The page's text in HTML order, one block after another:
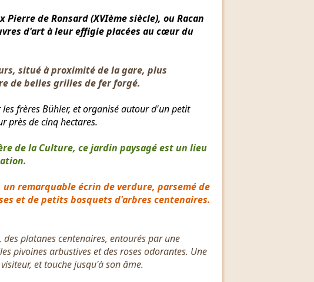
de Ronsard (XVIème siècle), ou Racan
d'art à leur effigie placées au cœur du
situé à proximité de la gare, plus
de belles grilles de fer forgé.
frères Bühler, et organisé autour d'un petit
près de cinq hectares.
de la Culture, ce jardin paysagé est un lieu
remarquable écrin de verdure, parsemé de
et de petits bosquets d'arbres centenaires.
platanes centenaires, entourés par une
pivoines arbustives et des roses odorantes. Une
et touche jusqu'à son âme.